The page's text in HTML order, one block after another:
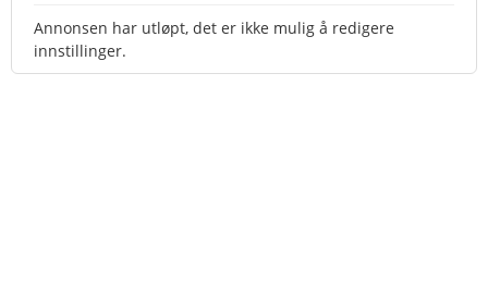
Annonsen har utløpt, det er ikke mulig å redigere
innstillinger.